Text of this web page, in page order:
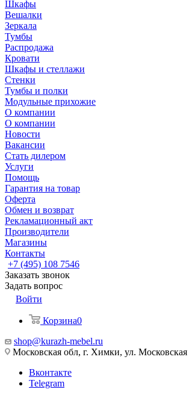
Шкафы
Вешалки
Зеркала
Тумбы
Распродажа
Кровати
Шкафы и стеллажи
Стенки
Тумбы и полки
Модульные прихожие
О компании
О компании
Новости
Вакансии
Стать дилером
Услуги
Помощь
Гарантия на товар
Оферта
Обмен и возврат
Рекламационный акт
Производители
Магазины
Контакты
+7 (495) 108 7546
Заказать звонок
Задать вопрос
Войти
Корзина0
shop@kurazh-mebel.ru
Московская обл, г. Химки, ул.
Вконтакте
Telegram